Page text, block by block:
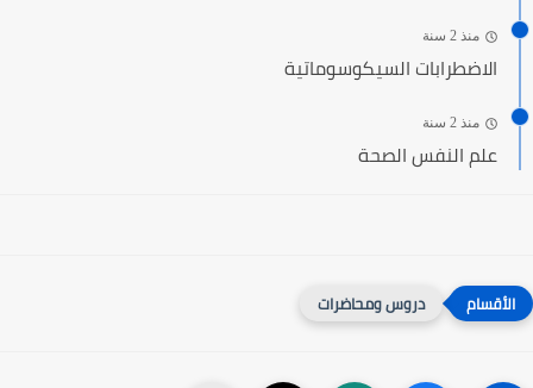
منذ 2 سنة
الاضطرابات السيكوسوماتية
منذ 2 سنة
علم النفس الصحة
دروس ومحاضرات